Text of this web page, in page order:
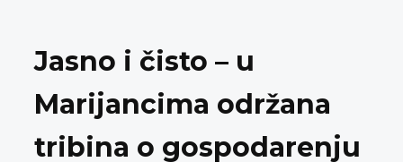
Jasno i čisto – u
Marijancima održana
tribina o gospodarenju